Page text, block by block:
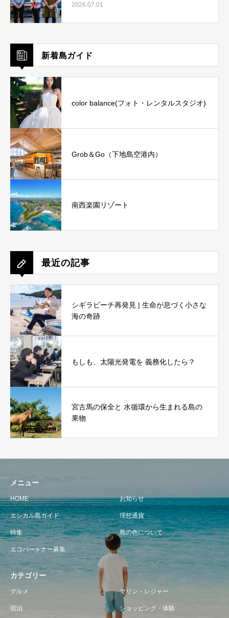
2026.07.01
新着島ガイド
color balance(フォト・レンタルスタジオ)
Grob＆Go（下地島空港内）
南西楽園リゾート
最近の記事
シギラビーチ再発見 | 生命が息づく小さな
海の奇跡
もしも、太陽光発電を 義務化したら？
宮古馬の保全と 水循環から生まれる島の
果物
メニュー
HOME お知らせ
エシカル島ガイド 理想通貨
特集 島の色について
エコパートナー募集
カテゴリー
グルメ マリン・レジャー
宿泊 ショッピング・体験